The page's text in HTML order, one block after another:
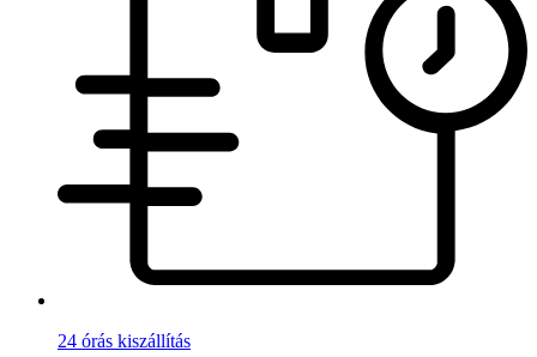
24 órás kiszállítás